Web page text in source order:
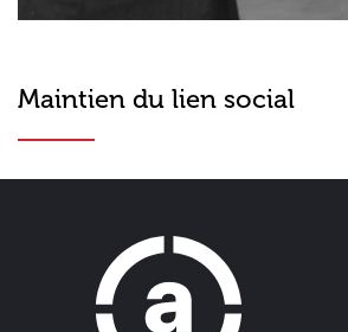
Maintien du lien social